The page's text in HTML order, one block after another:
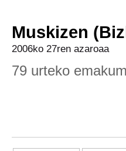
Muskizen
2006ko 27ren azaroaa
79 urteko